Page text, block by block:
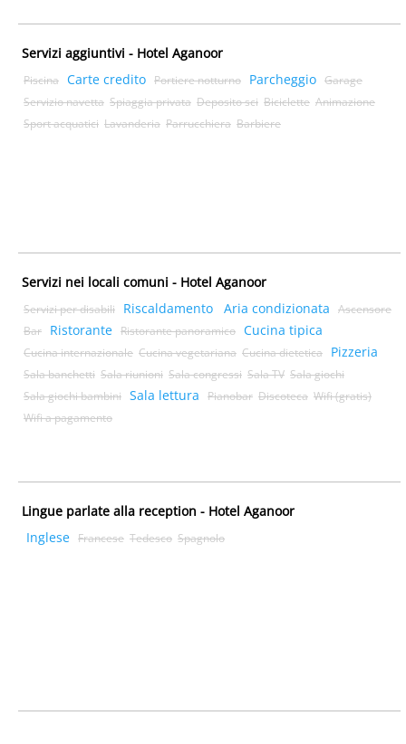
Servizi aggiuntivi - Hotel Aganoor
Piscina Carte credito Portiere notturno Parcheggio Garage
Servizio navetta Spiaggia privata Deposito sci Biciclette Animazione
Sport acquatici Lavanderia Parrucchiera Barbiere
Servizi nei locali comuni - Hotel Aganoor
Servizi per disabili Riscaldamento Aria condizionata
Ascensore
Bar
Ristorante Ristorante panoramico Cucina tipica
Cucina internazionale Cucina vegetariana Cucina dietetica Pizzeria
Sala banchetti Sala riunioni Sala congressi Sala TV Sala giochi
Sala giochi bambini Sala lettura Pianobar Discoteca Wifi (gratis)
Wifi a pagamento
Lingue parlate alla reception - Hotel Aganoor
Inglese Francese Tedesco Spagnolo